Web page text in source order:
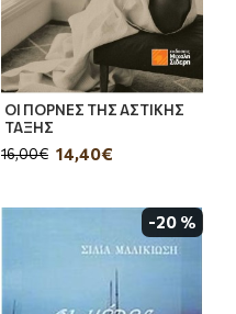
ΟΙ ΠΟΡΝΕΣ ΤΗΣ ΑΣΤΙΚΗΣ
ΤΑΞΗΣ
14,40€
16,00€
-20 %